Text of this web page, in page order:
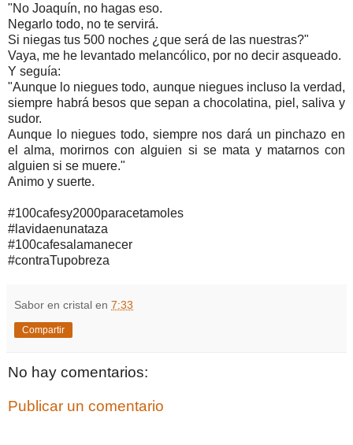
"No Joaquín, no hagas eso.
Negarlo todo, no te servirá.
Si niegas tus 500 noches ¿que será de las nuestras?"
Vaya, me he levantado melancólico, por no decir asqueado.
Y seguía:
"Aunque lo niegues todo, aunque niegues incluso la verdad,
siempre habrá besos que sepan a chocolatina, piel, saliva y
sudor.
Aunque lo niegues todo, siempre nos dará un pinchazo en
el alma, morirnos con alguien si se mata y matarnos con
alguien si se muere."
Animo y suerte.
#100cafesy2000paracetamoles
#lavidaenunataza
#100cafesalamanecer
#contraTupobreza
Sabor en cristal en 7:33
Compartir
No hay comentarios:
Publicar un comentario